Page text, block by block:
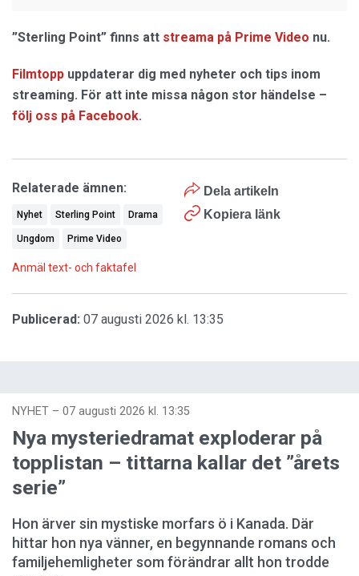
”Sterling Point” finns att streama på Prime Video nu.
Filmtopp uppdaterar dig med nyheter och tips inom
streaming. För att inte missa någon stor händelse –
följ oss på Facebook.
Dela artikeln
Kopiera länk
Relaterade ämnen:
Nyhet Sterling Point Drama
Ungdom Prime Video
Anmäl text- och faktafel
Publicerad: 07 augusti 2026 kl. 13:35
NYHET – 07 augusti 2026 kl. 13:35
Nya mysteriedramat exploderar på
topplistan – tittarna kallar det ”årets
serie”
Hon ärver sin mystiske morfars ö i Kanada. Där
hittar hon nya vänner, en begynnande romans och
familjehemligheter som förändrar allt hon trodde